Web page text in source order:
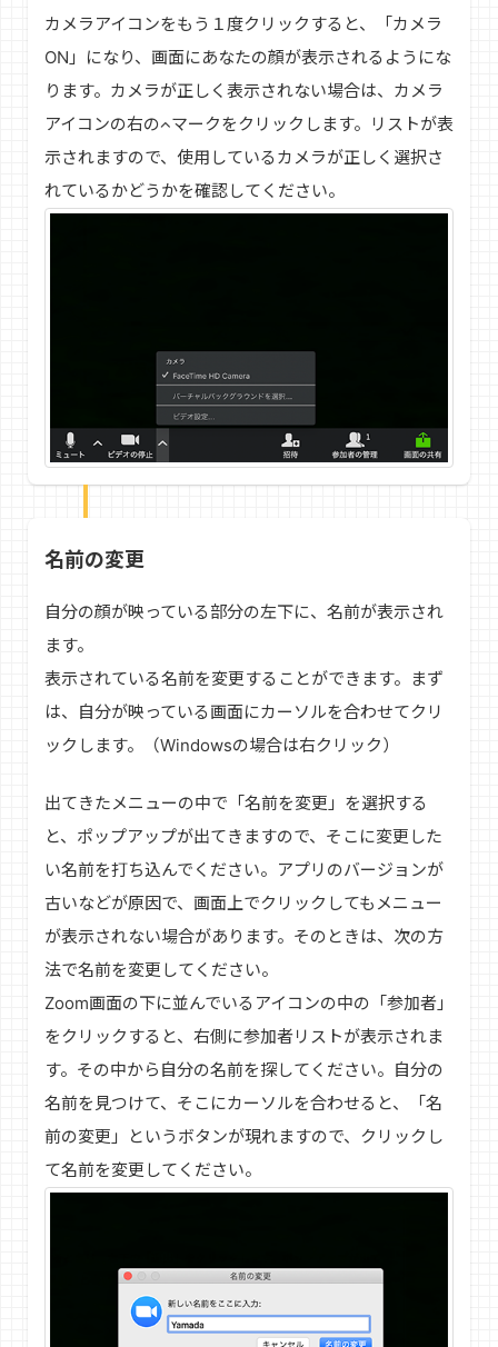
カメラアイコンをもう１度クリックすると、「カメラ
ON」になり、画面にあなたの顔が表示されるようにな
ります。カメラが正しく表示されない場合は、カメラ
アイコンの右の
マークをクリックします。リストが表
示されますので、使用しているカメラが正しく選択さ
れているかどうかを確認してください。
名前の変更
自分の顔が映っている部分の左下に、名前が表示され
ます。
表示されている名前を変更することができます。まず
は、自分が映っている画面にカーソルを合わせてクリ
ックします。（Windowsの場合は右クリック）
出てきたメニューの中で「名前を変更」を選択する
と、ポップアップが出てきますので、そこに変更した
い名前を打ち込んでください。アプリのバージョンが
古いなどが原因で、画面上でクリックしてもメニュー
が表示されない場合があります。そのときは、次の方
法で名前を変更してください。
Zoom画面の下に並んでいるアイコンの中の「参加者」
をクリックすると、右側に参加者リストが表示されま
す。その中から自分の名前を探してください。自分の
名前を見つけて、そこにカーソルを合わせると、「名
前の変更」というボタンが現れますので、クリックし
て名前を変更してください。